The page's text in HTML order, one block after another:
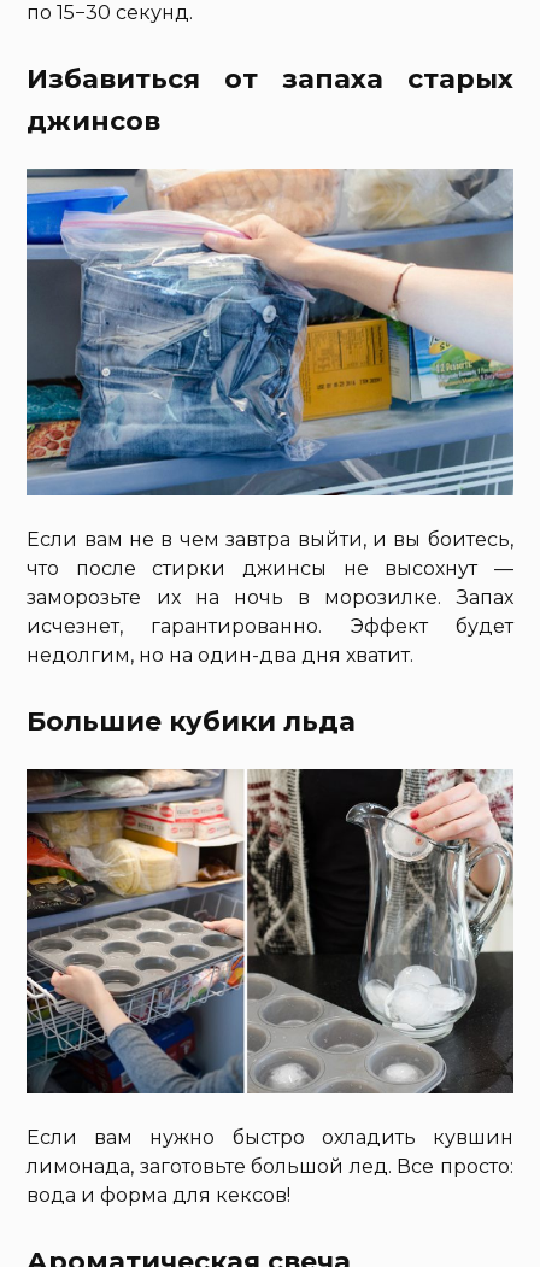
по 15−30 секунд.
Избавиться от запаха старых
джинсов
Если вам не в чем завтра выйти, и вы боитесь,
что после стирки джинсы не высохнут —
заморозьте их на ночь в морозилке. Запах
исчезнет, гарантированно. Эффект будет
недолгим, но на один-два дня хватит.
Большие кубики льда
Если вам нужно быстро охладить кувшин
лимонада, заготовьте большой лед. Все просто:
вода и форма для кексов!